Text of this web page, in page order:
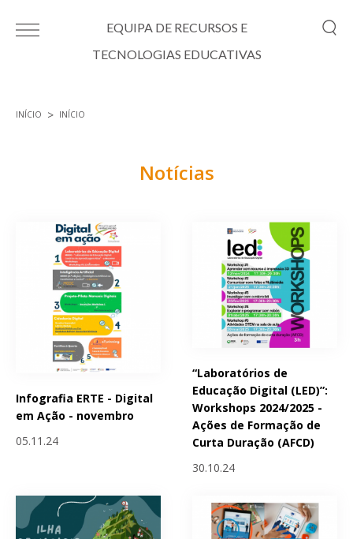
EQUIPA DE RECURSOS E
TECNOLOGIAS EDUCATIVAS
INÍCIO INÍCIO
Notícias
Infografia ERTE - Digital
em Ação - novembro
05.11.24
“Laboratórios de
Educação Digital (LED)”:
Workshops 2024/2025 -
Ações de Formação de
Curta Duração (AFCD)
30.10.24
Páginas